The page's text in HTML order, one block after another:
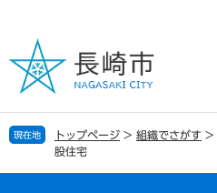
の
で
す
ー
ば
し
現在地 トップページ > 組織でさがす >
股住宅